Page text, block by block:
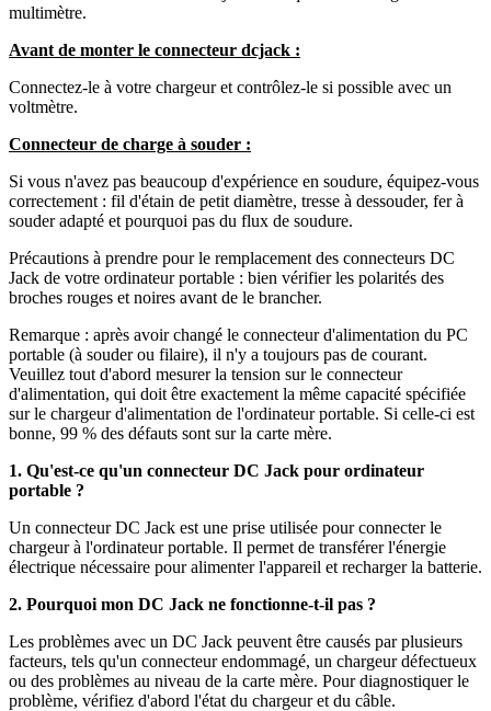
multimètre.
Avant de monter le connecteur dcjack :
Connectez-le à votre chargeur et contrôlez-le si possible avec un
voltmètre.
Connecteur de charge à souder :
Si vous n'avez pas beaucoup d'expérience en soudure, équipez-vous
correctement : fil d'étain de petit diamètre, tresse à dessouder, fer à
souder adapté et pourquoi pas du flux de soudure.
Précautions à prendre pour le remplacement des connecteurs DC
Jack de votre ordinateur portable : bien vérifier les polarités des
broches rouges et noires avant de le brancher.
Remarque : après avoir changé le connecteur d'alimentation du PC
portable (à souder ou filaire), il n'y a toujours pas de courant.
Veuillez tout d'abord mesurer la tension sur le connecteur
d'alimentation, qui doit être exactement la même capacité spécifiée
sur le chargeur d'alimentation de l'ordinateur portable. Si celle-ci est
bonne, 99 % des défauts sont sur la carte mère.
1. Qu'est-ce qu'un connecteur DC Jack pour ordinateur
portable ?
Un connecteur DC Jack est une prise utilisée pour connecter le
chargeur à l'ordinateur portable. Il permet de transférer l'énergie
électrique nécessaire pour alimenter l'appareil et recharger la batterie.
2. Pourquoi mon DC Jack ne fonctionne-t-il pas ?
Les problèmes avec un DC Jack peuvent être causés par plusieurs
facteurs, tels qu'un connecteur endommagé, un chargeur défectueux
ou des problèmes au niveau de la carte mère. Pour diagnostiquer le
problème, vérifiez d'abord l'état du chargeur et du câble.